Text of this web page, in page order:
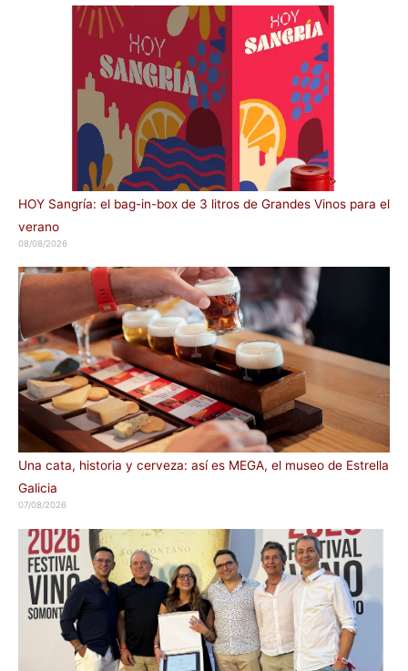
HOY Sangría: el bag-in-box de 3 litros de Grandes Vinos para el
verano
08/08/2026
Una cata, historia y cerveza: así es MEGA, el museo de Estrella
Galicia
07/08/2026